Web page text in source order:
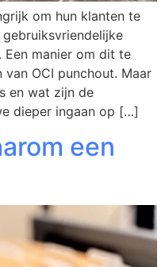
om hun klanten te
Een manier om dit te
OCI punchout. Maar
en wat zijn de
dieper ingaan op […]
een